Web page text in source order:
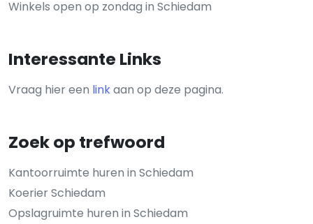
Winkels open op zondag in Schiedam
Interessante Links
Vraag hier een linkaan op deze pagina.
Zoek op trefwoord
Kantoorruimte huren in Schiedam
Koerier Schiedam
Opslagruimte huren in Schiedam